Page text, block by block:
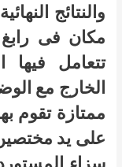
والنتائج
مكان فى رابغ
تتعامل فيها
الخارج مع
ممتازة تقوم
على يد
سزاء